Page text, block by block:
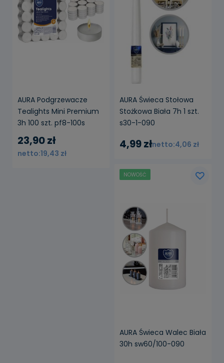
AURA Podgrzewacze
Tealights Mini Premium
3h 100 szt. pf8-100s
23,90 zł
19,43 zł
AURA Świeca Stołowa
Stożkowa Biała 7h 1 szt.
s30-1-090
4,99 zł 4,06 zł
AURA Świeca Walec Biała
30h sw60/100-090
NOWOŚĆ